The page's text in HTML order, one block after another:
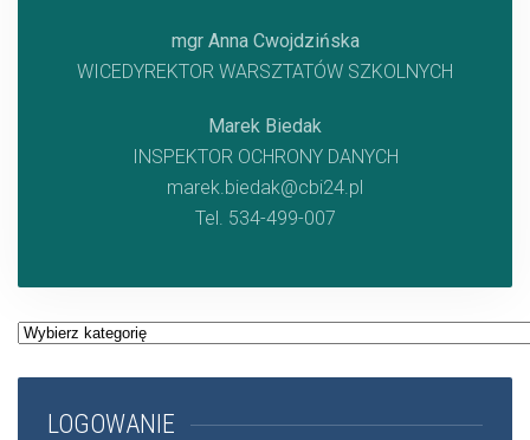
mgr Anna Cwojdzińska
WICEDYREKTOR WARSZTATÓW SZKOLNYCH
Marek Biedak
INSPEKTOR OCHRONY DANYCH
marek.biedak@cbi24.pl
Tel. 534-499-007
Kategorie
LOGOWANIE